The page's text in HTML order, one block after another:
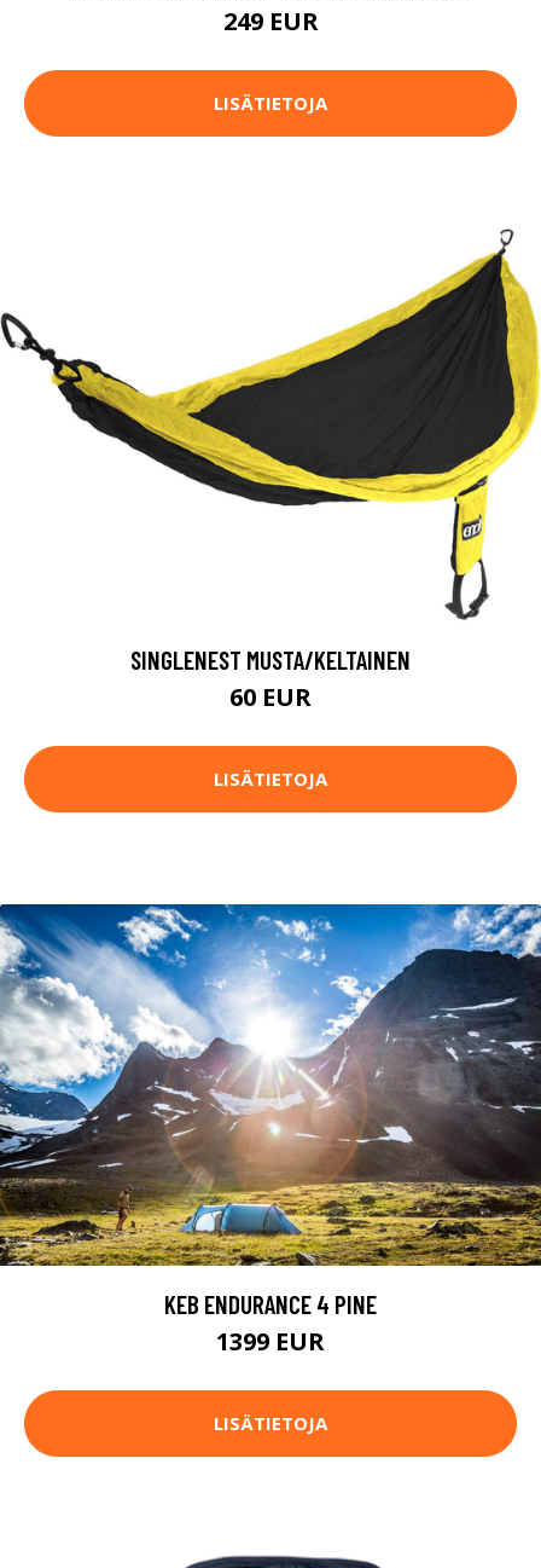
249 EUR
LISÄTIETOJA
SINGLENEST MUSTA/KELTAINEN
60 EUR
LISÄTIETOJA
KEB ENDURANCE 4 PINE
1399 EUR
LISÄTIETOJA